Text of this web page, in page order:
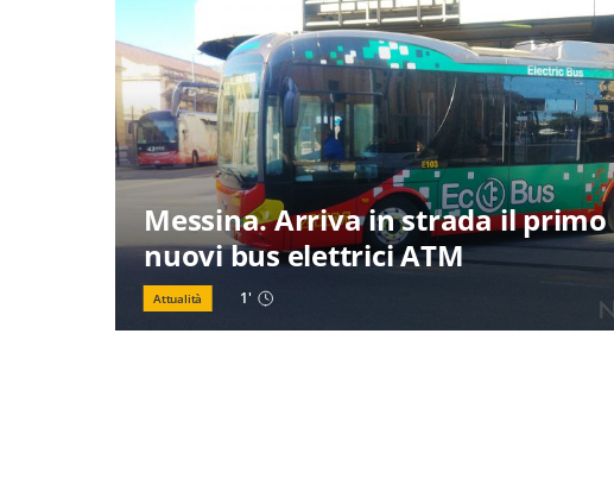
Messina. Arriva in strada il primo
nuovi bus elettrici ATM
Attualità 1'